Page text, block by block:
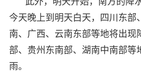
今天晚上到明天白天，四川东部
南、广西、云南东部等地将出现
部、贵州东南部、湖南中南部等
雨。